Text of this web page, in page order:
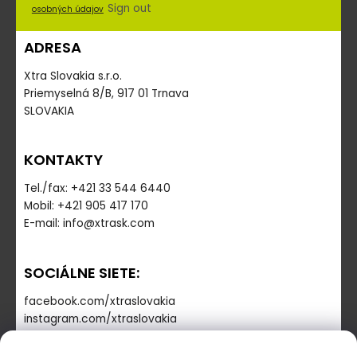
osobných údajov Sign out
ADRESA
Xtra Slovakia s.r.o.
Priemyselná 8/B, 917 01 Trnava
SLOVAKIA
KONTAKTY
Tel./fax: +421 33 544 6440
Mobil: +421 905 417 170
E-mail: info@xtrask.com
SOCIÁLNE SIETE:
facebook.com/xtraslovakia
instagram.com/xtraslovakia